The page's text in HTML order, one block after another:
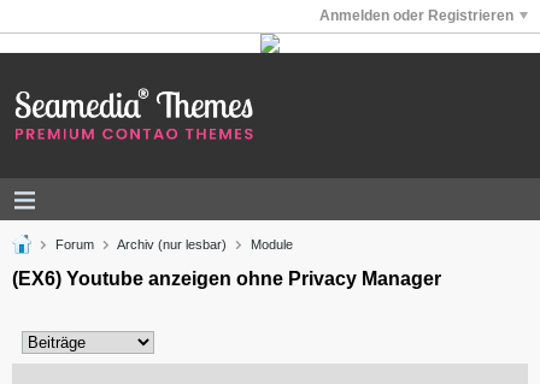
Anmelden oder Registrieren
Forum Archiv (nur lesbar) Module
(EX6) Youtube anzeigen ohne Privacy Manager